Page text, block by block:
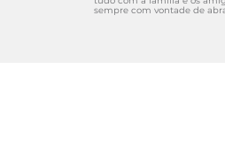
sempre com vontade de